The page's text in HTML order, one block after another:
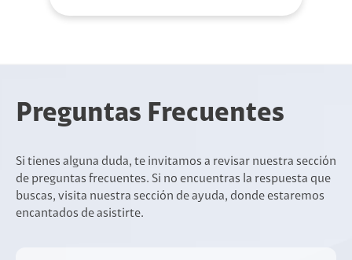
Preguntas Frecuentes
Si tienes alguna duda, te invitamos a revisar nuestra sección
de preguntas frecuentes. Si no encuentras la respuesta que
buscas, visita nuestra sección de ayuda, donde estaremos
encantados de asistirte.